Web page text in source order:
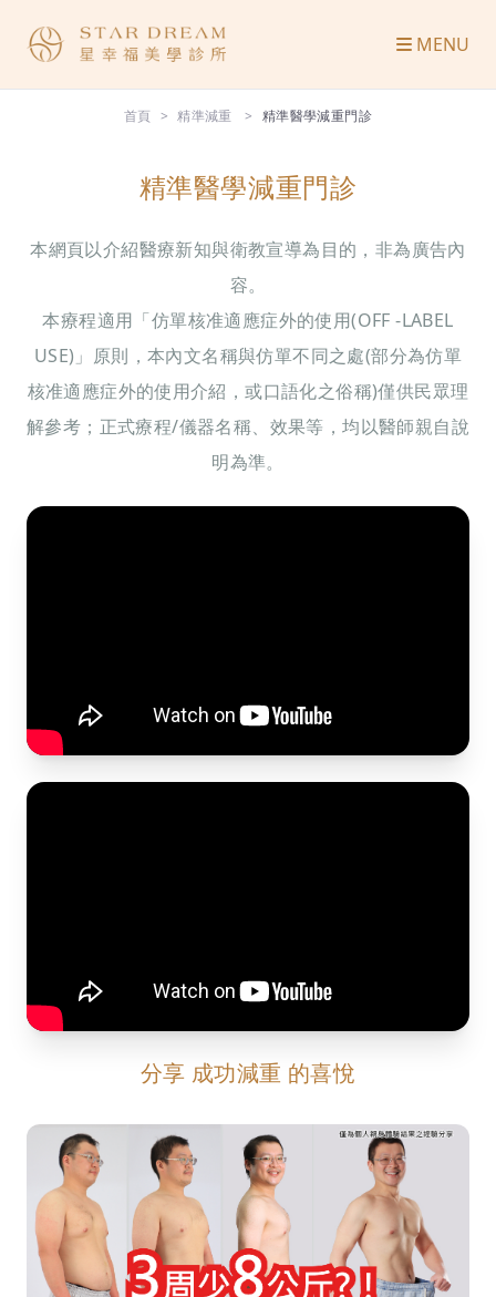
MENU
首頁 精準減重 精準醫學減重門診
精準醫學減重門診
本網頁以介紹醫療新知與衛教宣導為目的，非為廣告內
容。
本療程適用「仿單核准適應症外的使用(OFF -LABEL
USE)」原則，本內文名稱與仿單不同之處(部分為仿單
核准適應症外的使用介紹，或口語化之俗稱)僅供民眾理
解參考；正式療程/儀器名稱、效果等，均以醫師親自說
明為準。
分享 成功減重 的喜悅